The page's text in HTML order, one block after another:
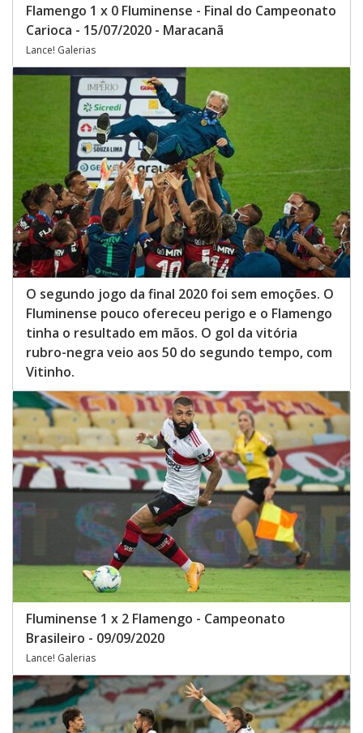
Flamengo 1 x 0 Fluminense - Final do Campeonato
Carioca - 15/07/2020 - Maracanã
Lance! Galerias
O segundo jogo da final 2020 foi sem emoções. O
Fluminense pouco ofereceu perigo e o Flamengo
tinha o resultado em mãos. O gol da vitória
rubro-negra veio aos 50 do segundo tempo, com
Vitinho.
Fluminense 1 x 2 Flamengo - Campeonato
Brasileiro - 09/09/2020
Lance! Galerias